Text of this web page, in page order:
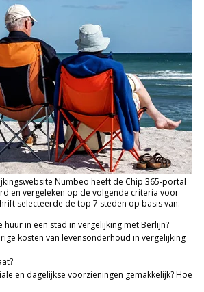
Numbeo heeft de Chip 365-portal
en vergeleken op de volgende criteria voor
selecteerde de top 7 steden op basis van:
in een stad in vergelijking met Berlijn?
kosten van levensonderhoud in vergelijking
en dagelijkse voorzieningen gemakkelijk? Hoe